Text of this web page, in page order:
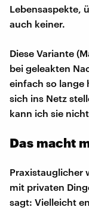
Lebensaspekte,
auch keiner.
Diese Variante
bei geleakten
einfach so lange
sich ins Netz
kann ich sie
Das macht
Praxistauglicher
mit privaten
sagt: Vielleicht